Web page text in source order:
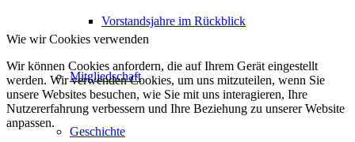
Vorstandsjahre im Rückblick
Mitgliedschaft
Geschichte
Wie wir Cookies verwenden
Wir können Cookies anfordern, die auf Ihrem Gerät eingestellt
werden. Wir verwenden Cookies, um uns mitzuteilen, wenn Sie
unsere Websites besuchen, wie Sie mit uns interagieren, Ihre
Nutzererfahrung verbessern und Ihre Beziehung zu unserer Website
anpassen.